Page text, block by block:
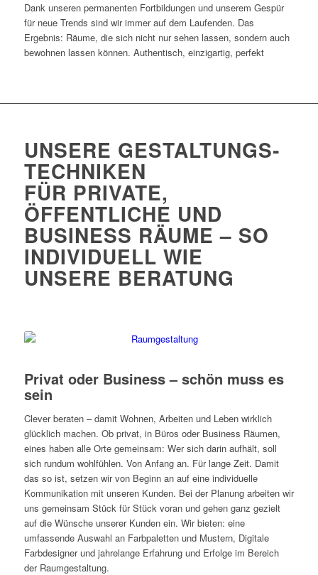
Dank unseren permanenten Fortbildungen und unserem Gespür
für neue Trends sind wir immer auf dem Laufenden. Das
Ergebnis: Räume, die sich nicht nur sehen lassen, sondern auch
bewohnen lassen können. Authentisch, einzigartig, perfekt
UNSERE GESTALTUNGS­
TECHNIKEN
FÜR PRIVATE,
ÖFFENTLICHE UND
BUSINESS RÄUME – SO
INDIVIDUELL WIE
UNSERE BERATUNG
Privat oder Business – schön muss es sein
Privat oder Business – schön muss es
sein
Clever beraten – damit Wohnen, Arbeiten und Leben wirklich
glücklich machen. Ob privat, in Büros oder Business Räumen,
eines haben alle Orte gemeinsam: Wer sich darin aufhält, soll
sich rundum wohlfühlen. Von Anfang an. Für lange Zeit. Damit
das so ist, setzen wir von Beginn an auf eine individuelle
Kommunikation mit unseren Kunden. Bei der Planung arbeiten wir
uns gemeinsam Stück für Stück voran und gehen ganz gezielt
auf die Wünsche unserer Kunden ein. Wir bieten: eine
umfassende Auswahl an Farbpaletten und Mustern, Digitale
Farbdesigner und jahrelange Erfahrung und Erfolge im Bereich
der Raumgestaltung.